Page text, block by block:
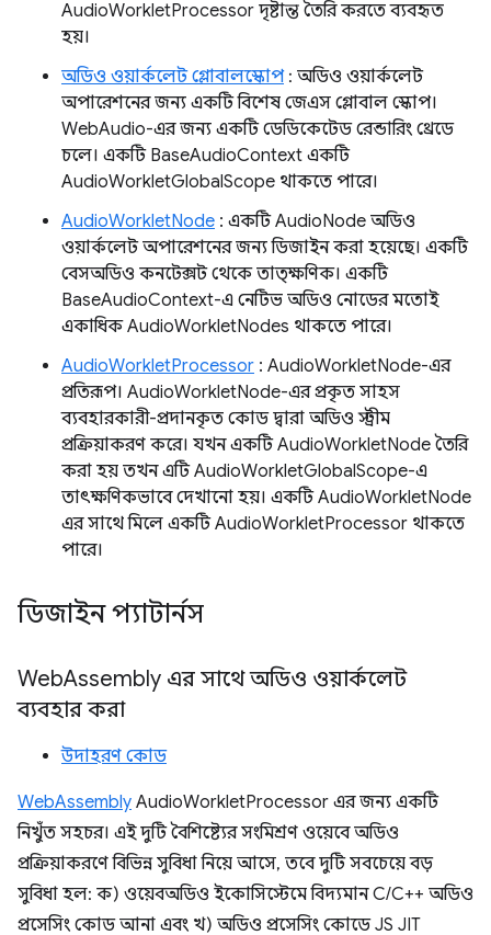
AudioWorkletProcessor দৃষ্টান্ত তৈরি করতে ব্যবহৃত
হয়।
অডিও ওয়ার্কলেট গ্লোবালস্কোপ: অডিও ওয়ার্কলেট
অপারেশনের জন্য একটি বিশেষ জেএস গ্লোবাল স্কোপ।
WebAudio-এর জন্য একটি ডেডিকেটেড রেন্ডারিং থ্রেডে
চলে। একটি BaseAudioContext একটি
AudioWorkletGlobalScope থাকতে পারে।
AudioWorkletNode : একটি AudioNode অডিও
ওয়ার্কলেট অপারেশনের জন্য ডিজাইন করা হয়েছে। একটি
বেসঅডিও কনটেক্সট থেকে তাত্ক্ষণিক। একটি
BaseAudioContext-এ নেটিভ অডিও নোডের মতোই
একাধিক AudioWorkletNodes থাকতে পারে।
AudioWorkletProcessor : AudioWorkletNode-এর
প্রতিরূপ। AudioWorkletNode-এর প্রকৃত সাহস
ব্যবহারকারী-প্রদানকৃত কোড দ্বারা অডিও স্ট্রীম
প্রক্রিয়াকরণ করে। যখন একটি AudioWorkletNode তৈরি
করা হয় তখন এটি AudioWorkletGlobalScope-এ
তাৎক্ষণিকভাবে দেখানো হয়। একটি AudioWorkletNode
এর সাথে মিলে একটি AudioWorkletProcessor থাকতে
পারে।
ডিজাইন প্যাটার্নস
WebAssembly এর সাথে অডিও ওয়ার্কলেট
ব্যবহার করা
উদাহরণ কোড
WebAssembly AudioWorkletProcessor এর জন্য একটি
নিখুঁত সহচর। এই দুটি বৈশিষ্ট্যের সংমিশ্রণ ওয়েবে অডিও
প্রক্রিয়াকরণে বিভিন্ন সুবিধা নিয়ে আসে, তবে দুটি সবচেয়ে বড়
সুবিধা হল: ক) ওয়েবঅডিও ইকোসিস্টেমে বিদ্যমান C/C++ অডিও
প্রসেসিং কোড আনা এবং খ) অডিও প্রসেসিং কোডে JS JIT